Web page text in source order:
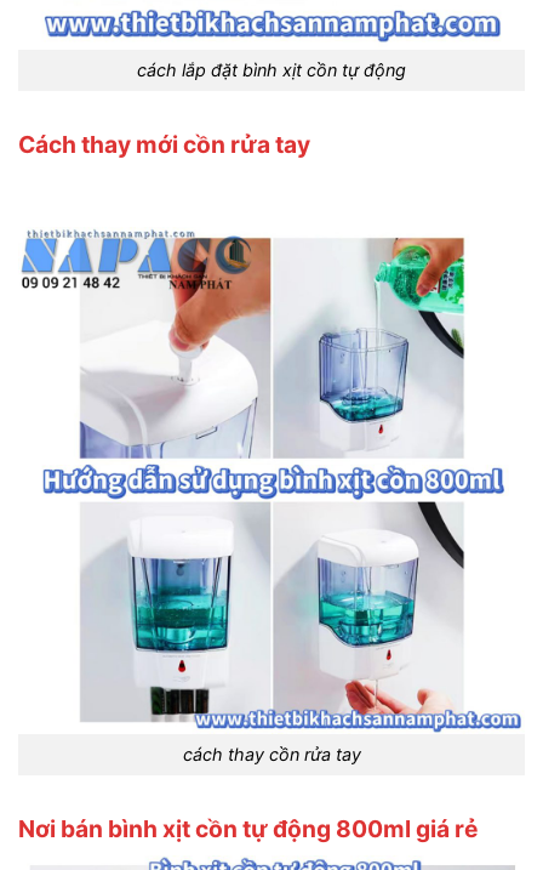
cách lắp đặt bình xịt cồn tự động
Cách thay mới cồn rửa tay
cách thay cồn rửa tay
Nơi bán bình xịt cồn tự động 800ml giá rẻ